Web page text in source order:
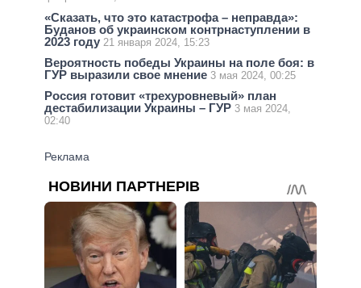
«Сказать, что это катастрофа – неправда»:
Буданов об украинском контрнаступлении в
2023 году 21 января 2024, 15:23
Вероятность победы Украины на поле боя: в
ГУР выразили свое мнение 3 мая 2024, 00:25
Россия готовит «трехуровневый» план
дестабилизации Украины – ГУР 3 мая 2024,
02:40